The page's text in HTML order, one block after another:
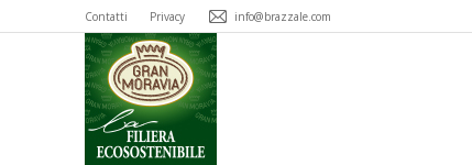
Contatti Privacy info@brazzale.com